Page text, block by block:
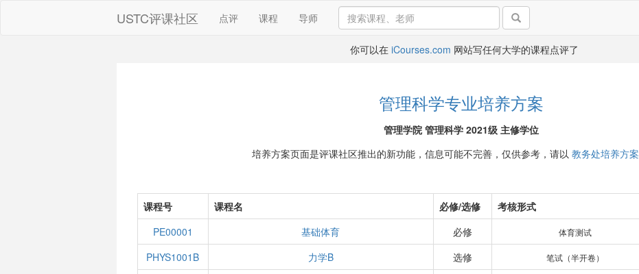
USTC评课社区 点评 课程 导师
你可以在 iCourses.com 网站写任何大学的课程点评了
管理科学专业培养方案
管理学院 管理科学 2021级 主修学位
培养方案页面是评课社区推出的新功能，信息可能不完善，仅供参考，请以 教务处培养方案
课程号 课程名 必修/选修 考核形式
PE00001
基础体育 必修 体育测试
PHYS1001B
力学B 选修 笔试（半开卷）